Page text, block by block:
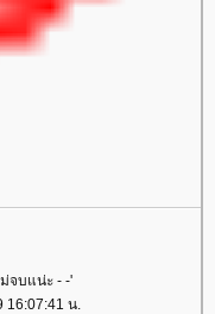
จบแน่ะ - -'
16:07:41 น.